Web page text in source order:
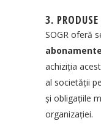
3.
SOGR oferă
achiziția
al societății
și obligațiile
organizației.